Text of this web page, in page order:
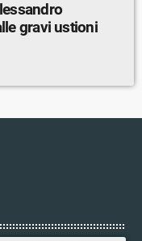
gravi ustioni